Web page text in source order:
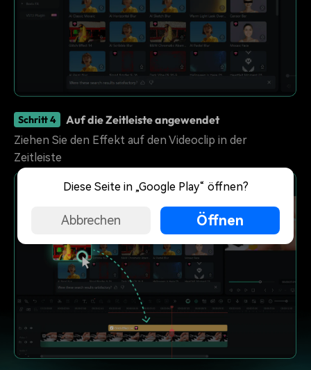
Schritt 4 Auf die Zeitleiste angewendet
Ziehen Sie den Effekt auf den Videoclip in der
Zeitleiste
Diese Seite in „Google Play“ öffnen?
Abbrechen Öffnen